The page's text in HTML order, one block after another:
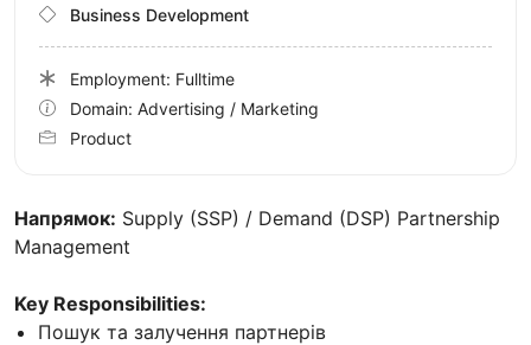
Напрямок: Supply (SSP) / Demand (DSP) Partnership
Management
Key Responsibilities:
Пошук та залучення партнерів
Business Development
Employment: Fulltime
Domain: Advertising / Marketing
Product